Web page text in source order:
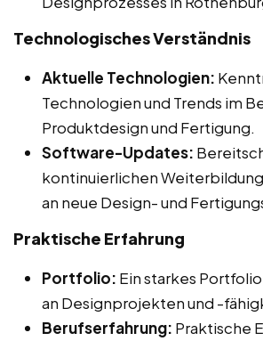
Technologisches Verständnis
Aktuelle Technologien:
Technologien und Trends im
Produktdesign und Fertigung.
Software-Updates:
kontinuierlichen Weiterbildung
an neue Design- und
Praktische Erfahrung
Portfolio: Ein starkes
an Designprojekten und -
Berufserfahrung: Praktische